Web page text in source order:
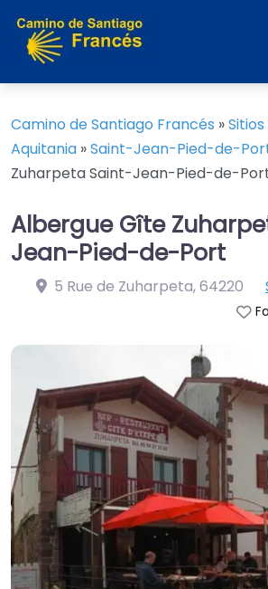
Camino de Santiago Francés »Sitios
Aquitania »Saint-Jean-Pied-de-
Zuharpeta Saint-Jean-Pied-de-
Albergue Gîte
Jean-Pied-de-Port
5 Rue de Zuharpeta,64220